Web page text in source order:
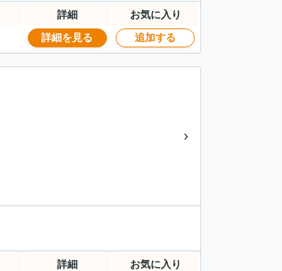
詳細 お気に入り
詳細を見る 追加する
詳細 お気に入り